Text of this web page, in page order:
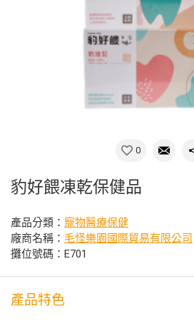
0
豹好餵凍乾保健品
產品分類： 寵物醫療保健
廠商名稱： 毛怪樂園國際貿易有限公司
攤位號碼：E701
產品特色